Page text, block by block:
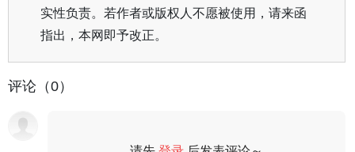
实性负责。若作者或版权人不愿被使用，请来函
指出，本网即予改正。
评论（0）